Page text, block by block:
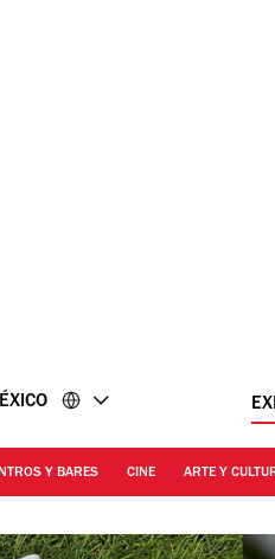
Y BARES CINE ARTE Y